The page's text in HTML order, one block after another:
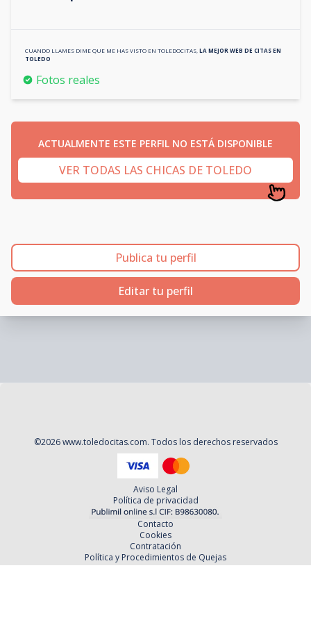
CUANDO LLAMES DIME QUE ME HAS VISTO EN TOLEDOCITAS LA MEJOR WEB DE CITAS EN
TOLEDO
Fotos reales
ACTUALMENTE ESTE PERFIL NO ESTÁ DISPONIBLE
VER TODAS LAS CHICAS DE TOLEDO
Publica tu perfil
Editar tu perfil
©2026 www.toledocitas.com. Todos los derechos reservados
Aviso Legal
Política de privacidad
Contacto
Cookies
Contratación
Política y Procedimientos de Quejas